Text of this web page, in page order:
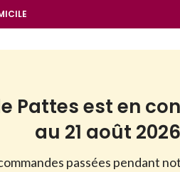
Pattes est en
au 21 août
passées pendant